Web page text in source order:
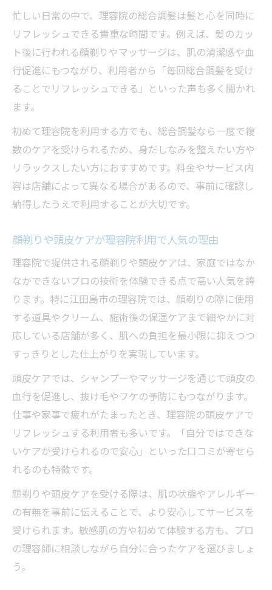
忙しい日常の中で、理容院の総合調髪は髪と心を同時に
リフレッシュできる貴重な時間です。例えば、髪のカッ
ト後に行われる顔剃りやマッサージは、肌の清潔感や血
行促進にもつながり、利用者から「毎回総合調髪を受け
ることでリフレッシュできる」といった声も多く聞かれ
ます。
初めて理容院を利用する方でも、総合調髪なら一度で複
数のケアを受けられるため、身だしなみを整えたい方や
リラックスしたい方におすすめです。料金やサービス内
容は店舗によって異なる場合があるので、事前に確認し
納得したうえで利用することが大切です。
顔剃りや頭皮ケアが理容院利用で人気の理由
理容院で提供される顔剃りや頭皮ケアは、家庭ではなか
なかできないプロの技術を体験できる点で高い人気を誇
ります。特に江田島市の理容院では、顔剃りの際に使用
する道具やクリーム、施術後の保湿ケアまで細やかに対
応している店舗が多く、肌への負担を最小限に抑えつつ
すっきりとした仕上がりを実現しています。
頭皮ケアでは、シャンプーやマッサージを通じて頭皮の
血行を促進し、抜け毛やフケの予防にもつながります。
仕事や家事で疲れがたまったとき、理容院の頭皮ケアで
リフレッシュする利用者も多いです。「自分ではできな
いケアが受けられるので安心」といった口コミが寄せら
れるのも特徴です。
顔剃りや頭皮ケアを受ける際は、肌の状態やアレルギー
の有無を事前に伝えることで、より安心してサービスを
受けられます。敏感肌の方や初めて体験する方も、プロ
の理容師に相談しながら自分に合ったケアを選びましょ
う。